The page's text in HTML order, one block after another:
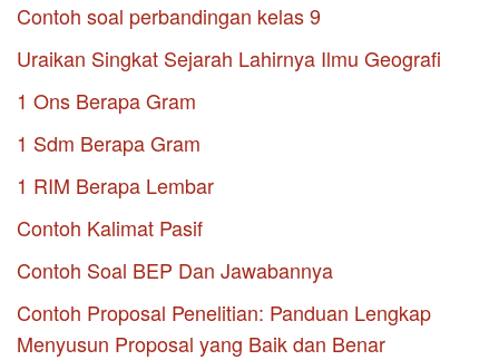
Contoh soal perbandingan kelas 9
Uraikan Singkat Sejarah Lahirnya Ilmu Geografi
1 Ons Berapa Gram
1 Sdm Berapa Gram
1 RIM Berapa Lembar
Contoh Kalimat Pasif
Contoh Soal BEP Dan Jawabannya
Contoh Proposal Penelitian: Panduan Lengkap
Menyusun Proposal yang Baik dan Benar